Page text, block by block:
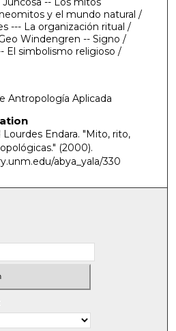
y el mundo natural /
--- La organización ritual /
Windengren -- Signo /
El simbolismo religioso /
Antropología Aplicada
Endara. "Mito, rito,
(2000).
abya_yala/330